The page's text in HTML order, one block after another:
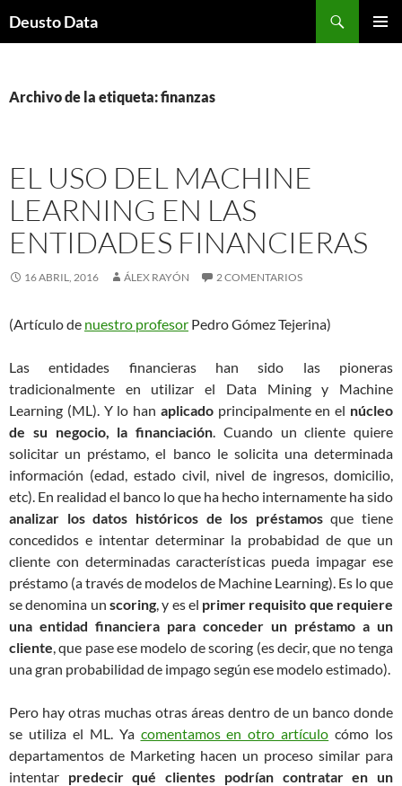
Deusto Data
Archivo de la etiqueta: finanzas
EL USO DEL MACHINE
LEARNING EN LAS
ENTIDADES FINANCIERAS
16 ABRIL, 2016 ÁLEX RAYÓN 2 COMENTARIOS
(Artículo de nuestro profesor Pedro Gómez Tejerina)
Las entidades financieras han sido las pioneras
tradicionalmente en utilizar el Data Mining y Machine
Learning (ML). Y lo han aplicadoprincipalmente en el núcleo
de su negocio, la financiación. Cuando un cliente quiere
solicitar un préstamo, el banco le solicita una determinada
información (edad, estado civil, nivel de ingresos, domicilio,
etc). En realidad el banco lo que ha hecho internamente ha sido
analizar los datos históricos de los préstamosque tiene
concedidos e intentar determinar la probabidad de que un
cliente con determinadas características pueda impagar ese
préstamo (a través de modelos de Machine Learning). Es lo que
se denomina un scoring, y es el primer requisito que requiere
una entidad financiera para conceder un préstamo a un
cliente, que pase ese modelo de scoring (es decir, que no tenga
una gran probabilidad de impago según ese modelo estimado).
Pero hay otras muchas otras áreas dentro de un banco donde
se utiliza el ML. Ya comentamos en otro artículo cómo los
departamentos de Marketing hacen un proceso similar para
intentar predecir qué clientes podrían contratar en un